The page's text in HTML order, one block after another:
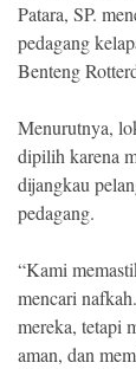
Patara, SP.
pedagang
Benteng
Menurutnya,
dipilih karena
dijangkau
pedagang.
“Kami
mencari
mereka, tetapi
aman, dan